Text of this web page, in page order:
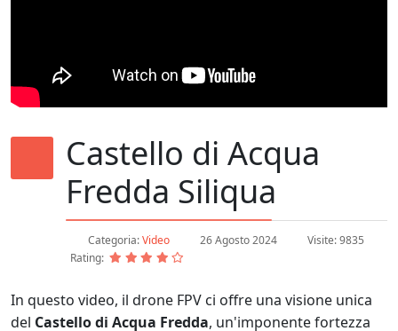
Castello di Acqua
Fredda Siliqua
Categoria:Video 26 Agosto 2024
Visite: 9835
Rating:
In questo video, il drone FPV ci offre una visione unica
del Castello di Acqua Fredda, un'imponente fortezza